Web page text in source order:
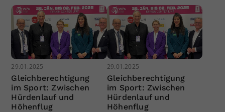
29.01.2025
Gleichberechtigung
im Sport: Zwischen
Hürdenlauf und
Höhenflug
29.01.2025
Gleichberechtigung
im Sport: Zwischen
Hürdenlauf und
Höhenflug